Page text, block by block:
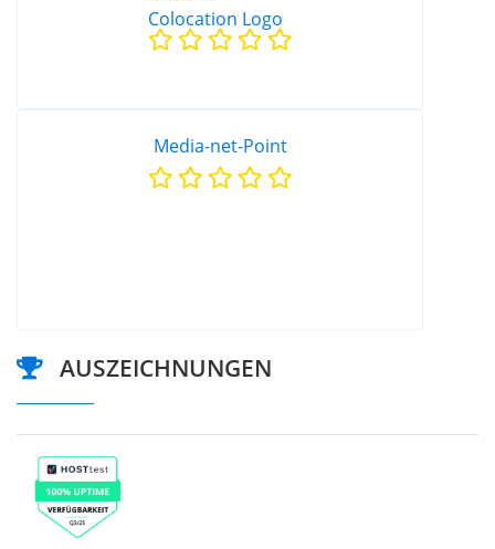
Media-net-Point
AUSZEICHNUNGEN